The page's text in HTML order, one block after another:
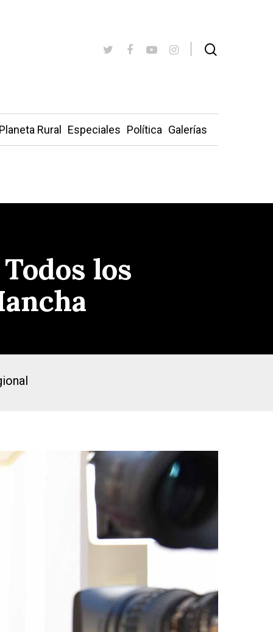
Planeta Rural Especiales Política Galerías
los